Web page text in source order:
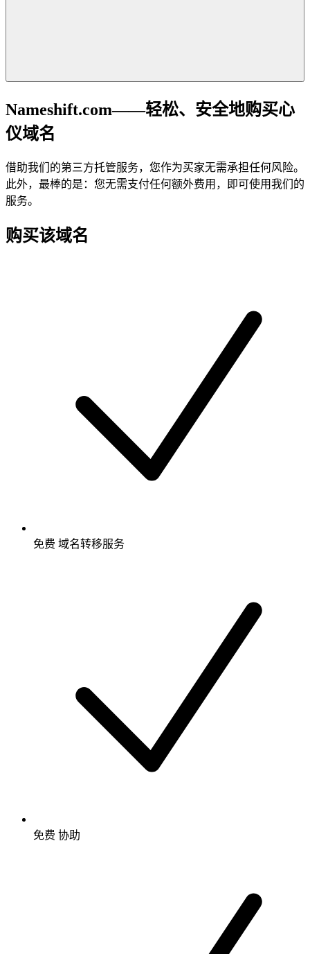
Nameshift.com——轻松、安全地购买心
仪域名
借助我们的第三方托管服务，您作为买家无需承担任何风险。
此外，最棒的是：您无需支付任何额外费用，即可使用我们的
服务。
购买该域名
免费 域名转移服务
免费 协助